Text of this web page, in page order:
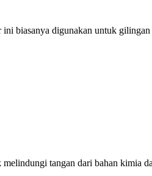
biasanya digunakan untuk
tangan dari bahan kimia